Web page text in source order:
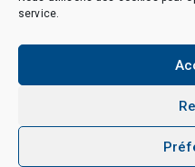
service.
Politique de cookies (EU)
Mentions Légales et